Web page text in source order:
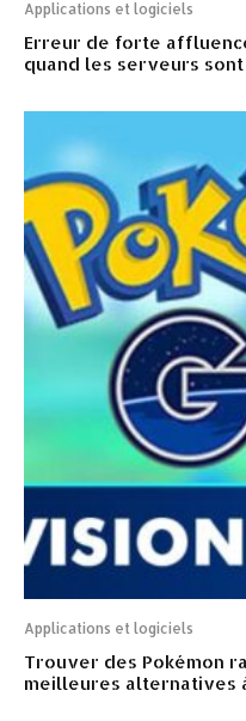
Applications et logiciels
Erreur de forte
quand les serveurs
Applications et logiciels
Trouver des Pokémon
meilleures alternatives